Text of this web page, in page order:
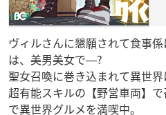
ヴィルさんに懇願されて食事
は、美男美女で―?
聖女召喚に巻き込まれて異世界
超有能スキルの【野営車両】
で異世界グルメを満喫中。